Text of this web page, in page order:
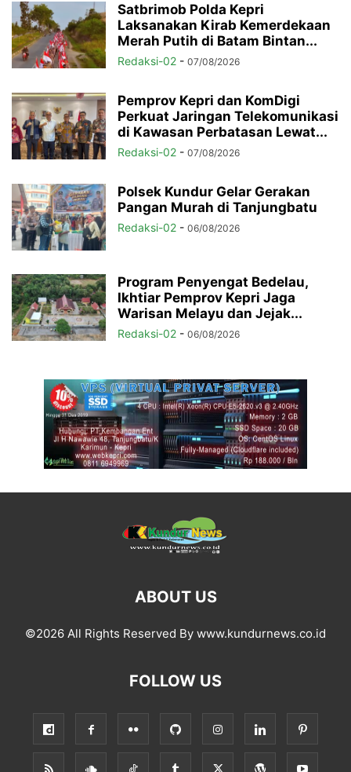
Satbrimob Polda Kepri
Laksanakan Kirab Kemerdekaan
Merah Putih di Batam Bintan...
Redaksi-02 - 07/08/2026
Pemprov Kepri dan KomDigi
Perkuat Jaringan Telekomunikasi
di Kawasan Perbatasan Lewat...
Redaksi-02 - 07/08/2026
Polsek Kundur Gelar Gerakan
Pangan Murah di Tanjungbatu
Redaksi-02 - 06/08/2026
Program Penyengat Bedelau,
Ikhtiar Pemprov Kepri Jaga
Warisan Melayu dan Jejak...
Redaksi-02 - 06/08/2026
ABOUT US
©2026 All Rights Reserved By www.kundurnews.co.id
FOLLOW US